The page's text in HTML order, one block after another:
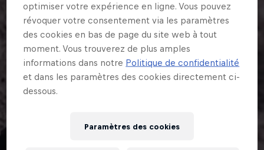
optimiser votre expérience en ligne. Vous pouvez
révoquer votre consentement via les paramètres
des cookies en bas de page du site web à tout
moment. Vous trouverez de plus amples
informations dans notre Politique de confidentialité
et dans les paramètres des cookies directement ci-
dessous.
Paramètres des cookies